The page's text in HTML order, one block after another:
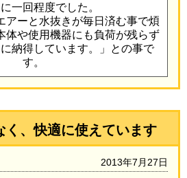
一回程度でした。
アーと水抜きが毎日済む事で煩
体や使用機器にも負荷が残らず
納得しています。」との事で
す。
く、快適に使えています
2013年7月27日